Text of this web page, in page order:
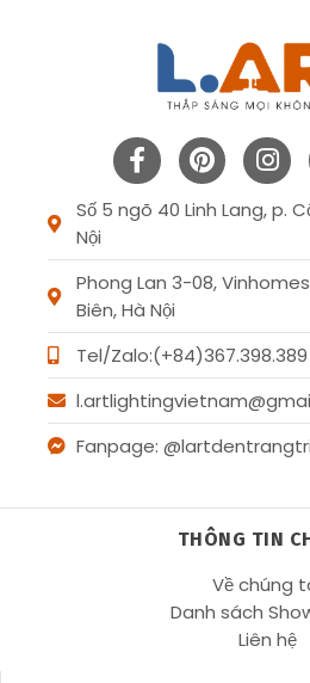
Số 5 ngõ 40 Linh Lang, p.
Nội
Phong Lan 3-08,
Biên, Hà Nội
Tel/
Fanpage: @lartdentrangtri
THÔNG TIN
Về chúng
Danh sách
Liên hệ